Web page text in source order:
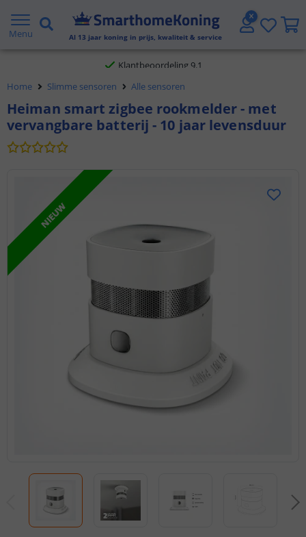
Menu Al 13 jaar koning in prijs, kwaliteit & service
Gratis verzending vanaf € 20,- NL en BE
Klantbeoordeling 9.1
Voor 23:45 uur besteld, morgen in huis
Home Slimme sensoren Alle sensoren
Heiman smart zigbee rookmelder - met
vervangbare batterij - 10 jaar levensduur
NIEUW